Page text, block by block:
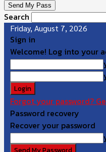
Search
Friday, August 7, 2026
Sign in
Welcome! Log into your
Forgot your password?
Password recovery
Recover your password